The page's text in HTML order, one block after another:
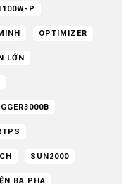
P
OPTIMIZER
LỚN
SUN2000
BA PHA